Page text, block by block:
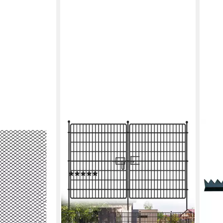
- 15x15
-
bei dir
Gartenzaun Dekorative Metall Garten
Zaun, Barriere Zaun, Garten Grenze
Zaun
123,99 €
-42%
lieferbar - in 5-6 Werktagen bei dir